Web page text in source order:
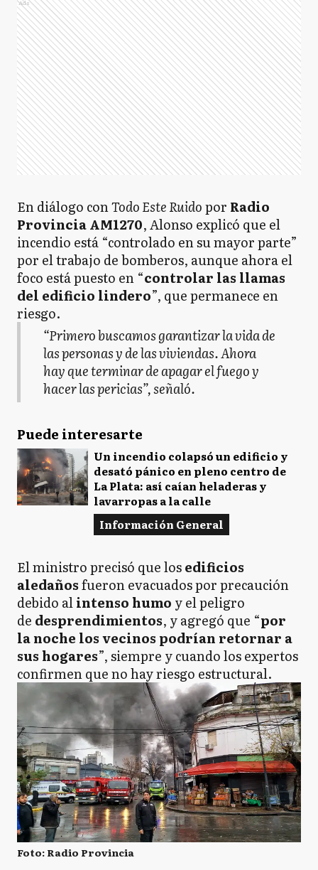
Ads
En diálogo conTodo Este Ruidopor Radio
Provincia AM1270, Alonso explicó que el
incendio está “controlado en su mayor parte”
por el trabajo de bomberos, aunque ahora el
foco está puesto en “controlar las llamas
del edificio lindero”, que permanece en
riesgo.
“Primero buscamos garantizar la vida de
las personas y de las viviendas. Ahora
hay que terminar de apagar el fuego y
hacer las pericias”, señaló.
Puede interesarte
Un incendio colapsó un edificio y
desató pánico en pleno centro de
La Plata: así caían heladeras y
lavarropas a la calle
Información General
El ministro precisó que losedificios
aledañosfueron evacuados por precaución
debido alintenso humo y el peligro
de desprendimientos, y agregó que “por
la noche los vecinos podrían retornar a
sus hogares”, siempre y cuando los expertos
confirmen que no hay riesgo estructural.
Foto: Radio Provincia